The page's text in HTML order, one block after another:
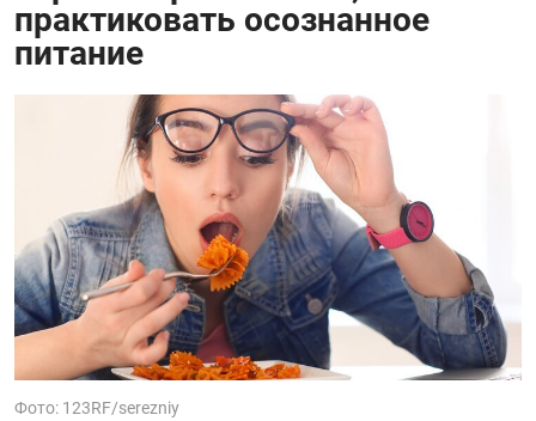
практиковать осознанное
питание
Фото: 123RF/serezniy